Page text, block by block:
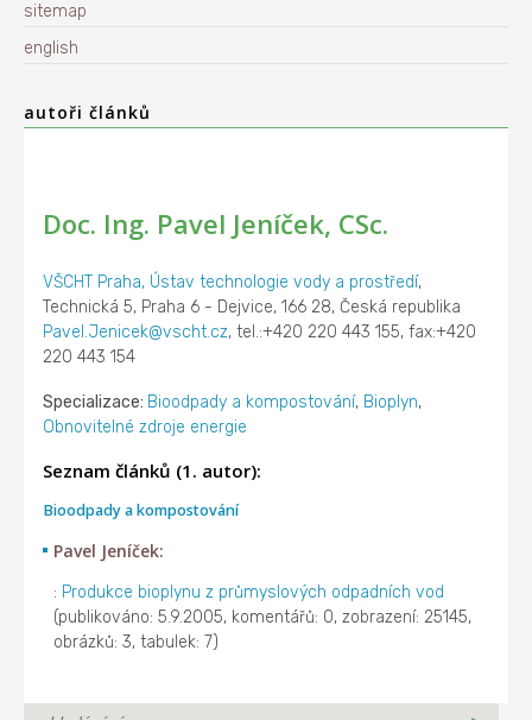
sitemap
english
autoři článků
Doc. Ing. Pavel Jeníček, CSc.
VŠCHT Praha, Ústav technologie vody a prostředí,
Technická 5, Praha 6 - Dejvice, 166 28, Česká republika
Pavel.Jenicek@vscht.cz, tel.:+420 220 443 155, fax:+420
220 443 154
Specializace: Bioodpady a kompostování, Bioplyn,
Obnovitelné zdroje energie
Seznam článků (1. autor):
Bioodpady a kompostování
Pavel Jeníček:
: Produkce bioplynu z průmyslových odpadních vod
(publikováno: 5.9.2005, komentářů: 0, zobrazení: 25145,
obrázků: 3, tabulek: 7)